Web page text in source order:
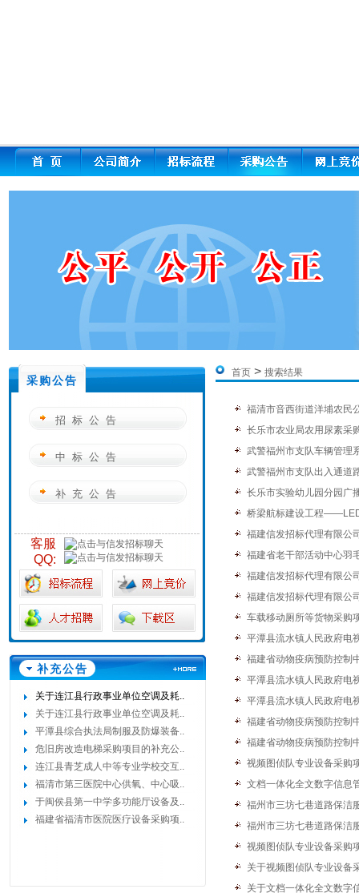
采购公告
招标公告
中标公告
补充公告
客服
QQ:
补充公告
关于连江县行政事业单位空调及耗..
关于连江县行政事业单位空调及耗..
平潭县综合执法局制服及防爆装备..
危旧房改造电梯采购项目的补充公..
连江县青芝成人中等专业学校交互..
福清市第三医院中心供氧、中心吸..
于闽侯县第一中学多功能厅设备及..
福建省福清市医院医疗设备采购项..
首页 > 搜索结果
福清市音西街道洋埔农民
长乐市农业局农用尿素采
武警福州市支队车辆管理
武警福州市支队出入通道
长乐市实验幼儿园分园广
桥梁航标建设工程
福建信发招标代理有限公
福建省老干部活动中心羽
福建信发招标代理有限公
福建信发招标代理有限公
车载移动厕所等货物采购
平潭县流水镇人民政府电
福建省动物疫病预防控制
平潭县流水镇人民政府电
平潭县流水镇人民政府电
福建省动物疫病预防控制
福建省动物疫病预防控制
视频图侦队专业设备采购
文档一体化全文数字信息
福州市三坊七巷道路保洁
福州市三坊七巷道路保洁
视频图侦队专业设备采购
关于视频图侦队专业设备
关于文档一体化全文数字